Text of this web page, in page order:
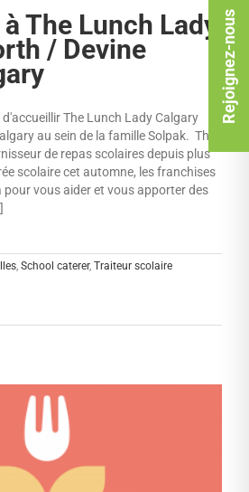
The Lunch Lady
/ Devine
The Lunch Lady Calgary
au sein de la famille Solpak. The
de repas scolaires depuis plus
scolaire cet automne, les franchises
vous aider et vous apporter des
, School caterer, Traiteur scolaire
Rejoignez-nous